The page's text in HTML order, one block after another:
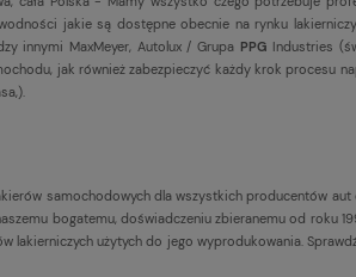
jakie są dostępne obecnie na rynku
innymi MaxMeyer, Autolux / Grupa PPG Industries
jak również zabezpieczyć każdy krok procesu
samochodowych dla wszystkich producentów aut
bogatemu, doświadczeniu zbieranemu od roku
lakierniczych użytych do jego wyprodukowania.